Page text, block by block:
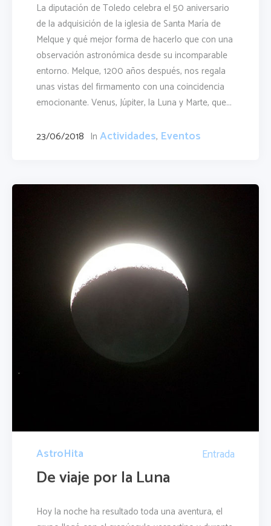
La diputación de Toledo celebra el 50 aniversario
de la adquisición de la iglesia de Santa María de
Melque y qué mejor forma de hacerlo que con una
observación astronómica desde su incomparable
entorno. Melque, 1200 años después, nos regala
unas vistas del firmamento con una coincidencia
emocionante. Venus, Júpiter, la Luna y Marte, que...
23/06/2018 In Actividades, Eventos
AstroHita Entrada
De viaje por la Luna
Hoy la noche ha resultado toda una aventura, el